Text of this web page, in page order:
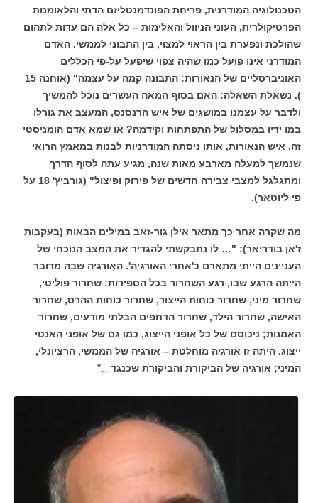
הטכנולוגיה המודרנית, פריחת הפונדמנטליזם הדתי והלאומנות
הפרטיקולרית, העוני הניוול והאלימות – כל אלה הם עדות לתהום
שהולכת ונפערת בין הראוי למצוי, בין התבוני לממשי. האדם
המודרני אינו פועל כמו שהיה צפוי שיפעל על-פי הכללים
האוניברסליים של הנאורות: התבונה קמה על עצמה" (אוחנה 15
). נשאלת השאלה: האם בסוף המאה העשרים נוכל להמשיך
ולדבר על עצמנו במושגים של איש הרנסנס, המעצב את גורלו
במו ידיו במסלול של התפתחות וקידמה? או שמא אדם הומניסטי
זה, איש הנאורות, אותו ניסתה המודרניות לבנות במאמץ הרואי
שנמשך למעלה מארבע מאות שנה, מגיע עתה לסוף הדרך
ומתגלגל למצבי צבירה חדשים של פירוק ופיצול" (גורביץ' 18 על
פי ליוטאר).
מה שקרה אחר כך מתאר אילן גור-זאב במילים הבאות (בעקבות
ז'אן בודריאר): "… לו נתבקשתי להגדיר את המצב הנוכחי של
העניינים הייתי מתארם כ'אחרי האורגיה'. האורגיה שבה מדובר
הייתה הרגע שבו, רגע השחרור בכל הספירות: שחרור פוליטי,
שחרור מיני, שחרור כוחות הייצור, שחרור כוחות ההרס, שחרור
האישה, שחרור הילד, שחרור הדחפים הבלתי מודעים, שחרור
האמנות; ניכוסם של כל אופני הייצוג, כמו גם של אופני האנטי
ייצוג. היתה זו אורגיה מוחלטת – אורגיה של הממשי, הרציונלי,
המיני; אורגיה של הביקורת והביקורת שכנגד …"